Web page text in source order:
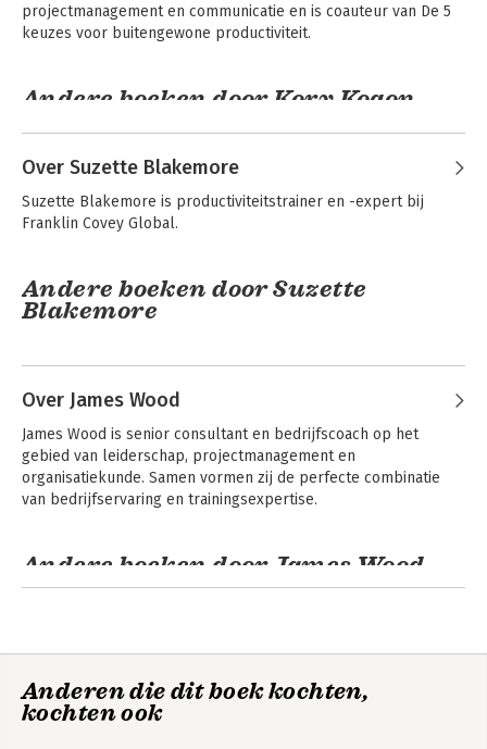
projectmanagement en communicatie en is coauteur van De 5
keuzes voor buitengewone productiviteit.
Andere boeken door Kory Kogon
buitengewone
productiviteit
Project Manager
(Updated and
Revised Edition)
Over Suzette Blakemore
Suzette Blakemore is productiviteitstrainer en -expert bij
Franklin Covey Global.
Andere boeken door Suzette
Blakemore
Project
(Updated and
Revised Edition)
Bekijk alle boeken
Over James Wood
James Wood is senior consultant en bedrijfscoach op het
gebied van leiderschap, projectmanagement en
organisatiekunde. Samen vormen zij de perfecte combinatie
van bedrijfservaring en trainingsexpertise.
Andere boeken door James Wood
Anderen die dit boek kochten,
kochten ook